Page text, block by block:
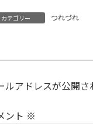
カテゴリー つれづれ
ルアドレスが公開さ
ント ※